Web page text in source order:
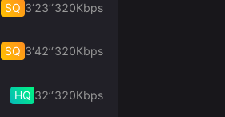
SQ 3‘23’‘320Kbps
SQ 3‘42’‘320Kbps
HQ 32’‘320Kbps